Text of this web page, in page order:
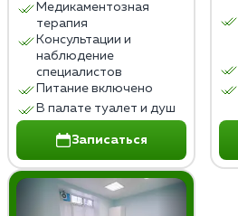
Медикаментозная
терапия
Консультации и
наблюдение
специалистов
Питание включено
В палате туалет и душ
Записаться